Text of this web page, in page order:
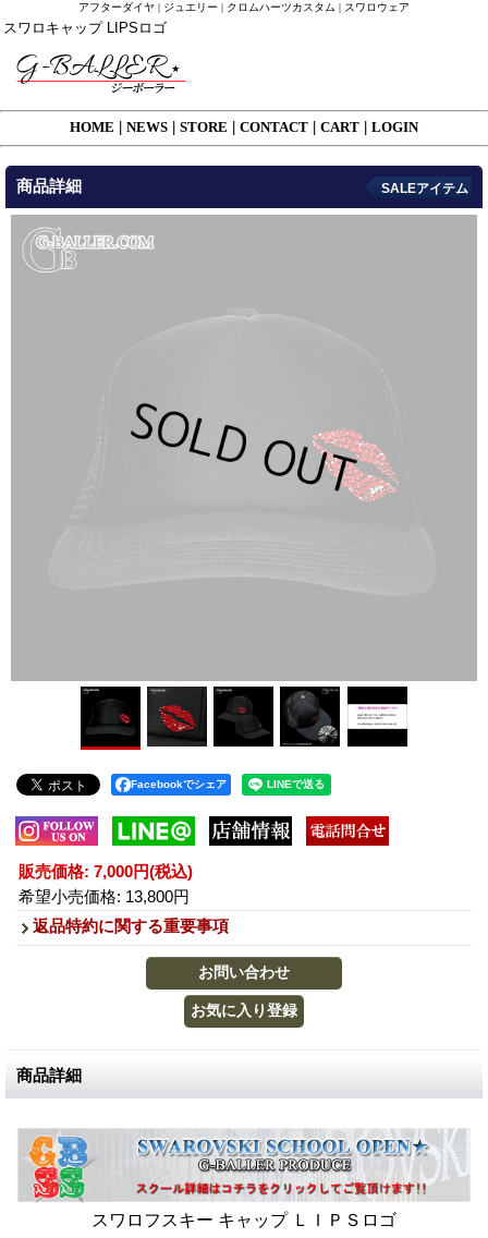
アフターダイヤ | ジュエリー | クロムハーツカスタム | スワロウェア
スワロキャップ LIPSロゴ
HOME NEWS STORE CONTACT CART LOGIN
商品詳細 SALEアイテム
Facebookでシェア
販売価格: 7,000円(税込)
希望小売価格: 13,800円
返品特約に関する重要事項
商品詳細
スワロフスキー キャップ ＬＩＰＳロゴ